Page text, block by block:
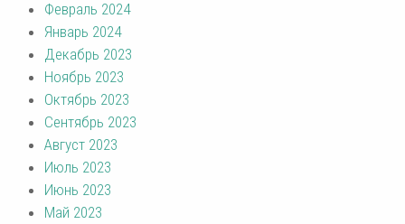
Февраль 2024
Январь 2024
Декабрь 2023
Ноябрь 2023
Октябрь 2023
Сентябрь 2023
Август 2023
Июль 2023
Июнь 2023
Май 2023